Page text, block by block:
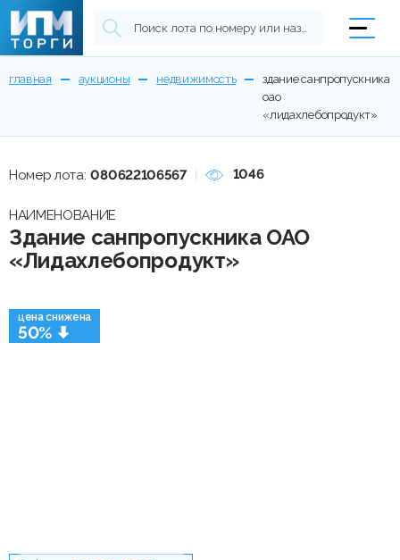
главная аукционы недвижимость
здание санпропускника
оао
«лидахлебопродукт»
цена снижена
50%
Номер лота: 080622106567 1046
НАИМЕНОВАНИЕ
Здание санпропускника ОАО
«Лидахлебопродукт»